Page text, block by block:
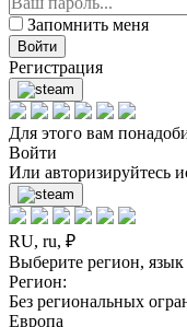
Запомнить меня
Войти
Регистрация
Для этого вам
Войти
Или авторизируйтесь
RU, ru, ₽
Выберите регион,
Регион:
Без региональных
Европа